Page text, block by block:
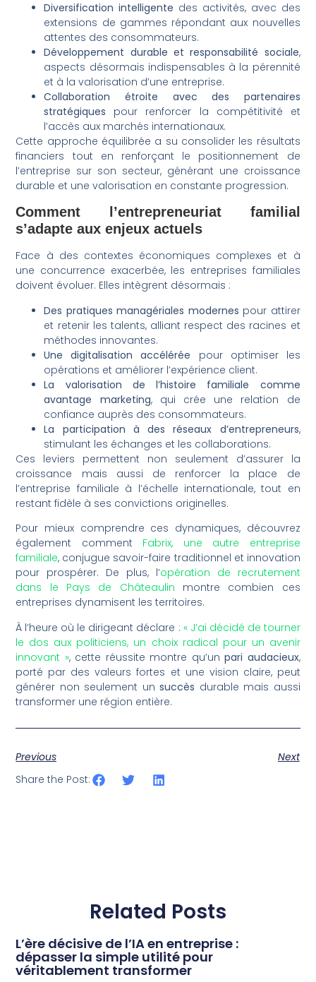
Diversification intelligente des activités, avec des
extensions de gammes répondant aux nouvelles
attentes des consommateurs.
Développement durable et responsabilité sociale,
aspects désormais indispensables à la pérennité
et à la valorisation d’une entreprise.
Collaboration étroite avec des partenaires
stratégiques pour renforcer la compétitivité et
l’accès aux marchés internationaux.
Cette approche équilibrée a su consolider les résultats
financiers tout en renforçant le positionnement de
l’entreprise sur son secteur, générant une croissance
durable et une valorisation en constante progression.
Comment l’entrepreneuriat familial
s’adapte aux enjeux actuels
Face à des contextes économiques complexes et à
une concurrence exacerbée, les entreprises familiales
doivent évoluer. Elles intègrent désormais :
Des pratiques managériales modernes pour attirer
et retenir les talents, alliant respect des racines et
méthodes innovantes.
Une digitalisation accélérée pour optimiser les
opérations et améliorer l’expérience client.
La valorisation de l’histoire familiale comme
avantage marketing, qui crée une relation de
confiance auprès des consommateurs.
La participation à des réseaux d’entrepreneurs,
stimulant les échanges et les collaborations.
Ces leviers permettent non seulement d’assurer la
croissance mais aussi de renforcer la place de
l’entreprise familiale à l’échelle internationale, tout en
restant fidèle à ses convictions originelles.
Pour mieux comprendre ces dynamiques, découvrez
également comment Fabrix, une autre entreprise
familiale, conjugue savoir-faire traditionnel et innovation
pour prospérer. De plus, l’opération de recrutement
dans le Pays de Châteaulin montre combien ces
entreprises dynamisent les territoires.
À l’heure où le dirigeant déclare : « J’ai décidé de tourner
le dos aux politiciens, un choix radical pour un avenir
innovant », cette réussite montre qu’unpari audacieux,
porté par des valeurs fortes et une vision claire, peut
générer non seulement unsuccès durable mais aussi
transformer une région entière.
Previous
Next
Share the Post:
Related Posts
L’ère décisive de l’IA en entreprise :
dépasser la simple utilité pour
véritablement transformer